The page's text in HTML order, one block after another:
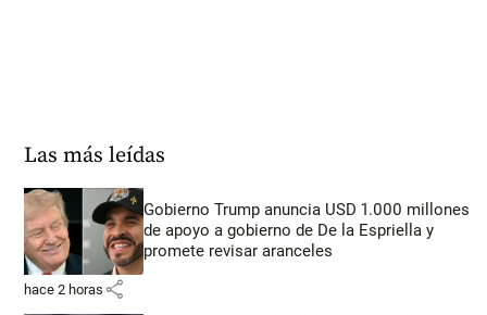
Las más leídas
Gobierno Trump anuncia USD 1.000 millones
de apoyo a gobierno de De la Espriella y
promete revisar aranceles
hace 2 horas share